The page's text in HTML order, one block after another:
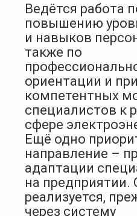
Ведётся работа
повышению
и навыков
также по
ориентации и
компетентных
специалистов к
сфере
Ещё одно
направление –
адаптации
на предприятии.
реализуется,
через систему